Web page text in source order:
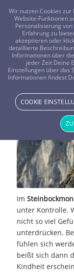
FRAGEN?
Der
Im
unter Kontrolle.
nicht so viel
unterdrücken.
fühlen sich
beißt sich dann
Kindheit
Wir nutzen Cookies
Website-Funktionen
Personalisierung
Erfahrung zu
akzeptieren oder
detaillierte
Informationen über
jeder Zeit Deine
Einstellungen über das
Informationen findest
COOKIE